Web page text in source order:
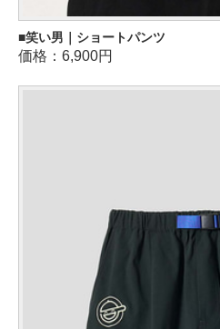
笑い男｜ショートパンツ
価格：6,900円